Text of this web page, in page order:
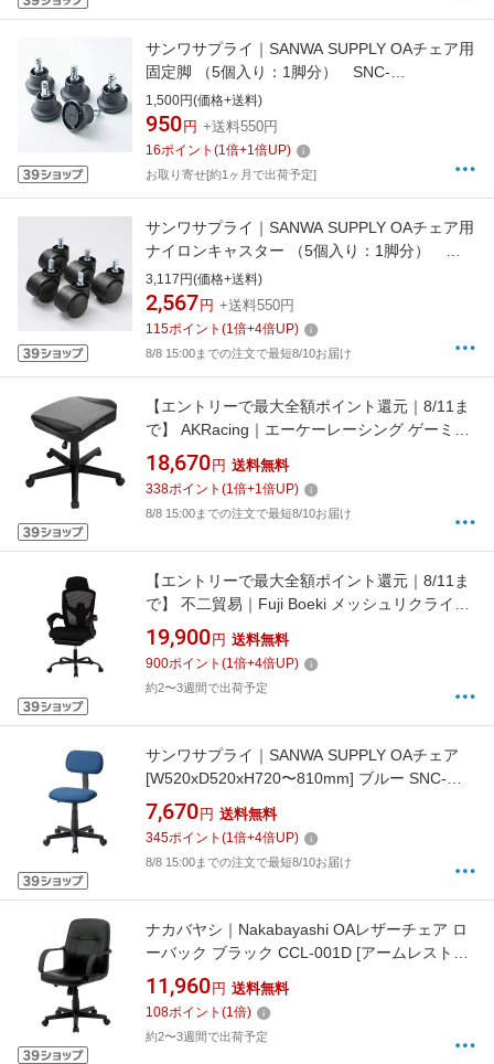
サンワサプライ｜SANWA SUPPLY OAチェア用
固定脚 （5個入り：1脚分） SNC-
ADJST[SNCADJST]
1,500円(価格+送料)
950 円 +送料550円
16ポイント (1倍+1倍UP)
お取り寄せ[約1ヶ月で出荷予定]
サンワサプライ｜SANWA SUPPLY OAチェア用
ナイロンキャスター （5個入り：1脚分）
SNC-CAST5[SNCCAST5]
3,117円(価格+送料)
2,567 円 +送料550円
115ポイント (1倍+4倍UP)
8/8 15:00までの注文で最短8/10お届け
【エントリーで最大全額ポイント還元｜8/11ま
で】 AKRacing｜エーケーレーシング ゲーミン
グチェアオプション オットマン グレー
FOOTREST-GREY[AKRFOOTRESTGREY]
18,670 円 送料無料
338ポイント (1倍+1倍UP)
8/8 15:00までの注文で最短8/10お届け
【エントリーで最大全額ポイント還元｜8/11ま
で】 不二貿易｜Fuji Boeki メッシュリクライニ
ングチェア [W660xD665〜1245xH1125〜
1220mm] スリープ2 ブラック 37911 [オットマ
ンあり /アームレストあり /ヘッドレストあり /
ロッキングあり /リクライニングあり]
19,900 円 送料無料
900ポイント (1倍+4倍UP)
約2〜3週間で出荷予定
サンワサプライ｜SANWA SUPPLY OAチェア
[W520xD520xH720〜810mm] ブルー SNC-
A1BL[SNCA1BL]
7,670 円 送料無料
345ポイント (1倍+4倍UP)
8/8 15:00までの注文で最短8/10お届け
ナカバヤシ｜Nakabayashi OAレザーチェア ロ
ーバック ブラック CCL-001D [アームレストあ
り /ロッキングあり]
11,960 円 送料無料
108ポイント (1倍)
約2〜3週間で出荷予定